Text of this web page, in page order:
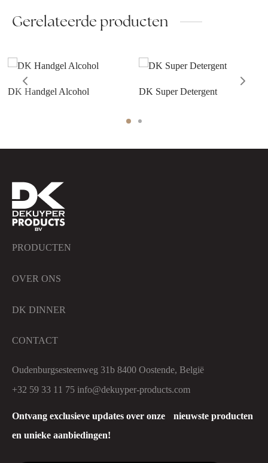
Gerelateerde producten
DK Handgel Alcohol DK Super Detergent
Ontvang exclusieve updates over onze nieuwste producten
en unieke aanbiedingen!
PRODUCTEN
OVER ONS
DK DINNER
CONTACT
Oudenburgsesteenweg 31b 8400 Oostende, België
+32 59 33 11 75 info@dekuyper-products.com